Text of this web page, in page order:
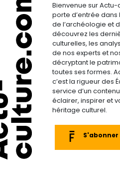
Bienvenue sur
porte d’entrée dans
de l’archéologie et
découvrez les
culturelles, les
de nos experts et
décryptant le
toutes ses formes.
c’est la rigueur des
service d’un
éclairer, inspirer et
héritage culturel.
S'abonner